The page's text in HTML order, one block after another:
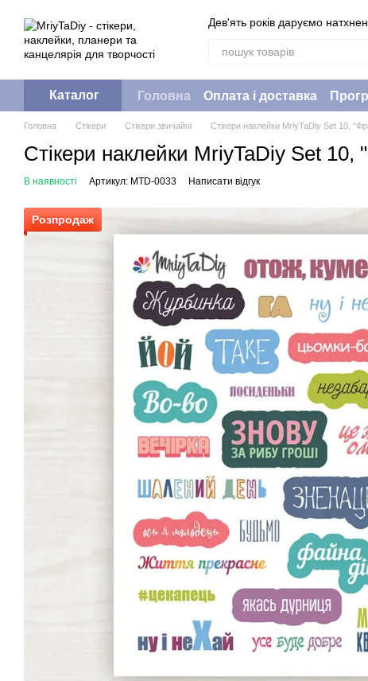
Дев'ять років даруємо
Каталог Головна Оплата і доставка
Головна Стікери Стікери звичайні Стікери наклейки MriyTaDiy Set 10,
Стікери наклейки MriyTaDiy Set 10,
В наявності Артикул: MTD-0033 Написати відгук
Розпродаж